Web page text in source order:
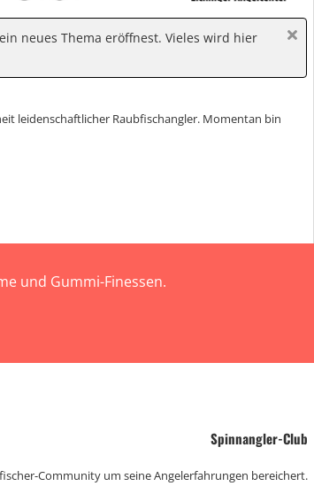
neues Thema eröffnest. Vieles wird hier
leidenschaftlicher Raubfischangler. Momentan bin
und Gummi-Finessen.
Spinnangler-Club
Community um seine Angelerfahrungen bereichert.